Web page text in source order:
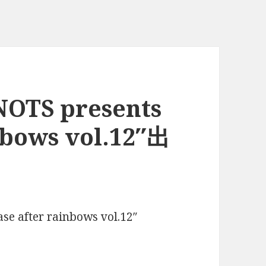
presents
vol.12″出
after rainbows vol.12″